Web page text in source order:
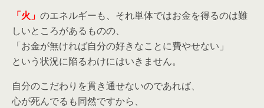
「火」 のエネルギーも、それ単体ではお金を得るのは難
しいところがあるものの、
「お金が無ければ自分の好きなことに費やせない」
という状況に陥るわけにはいきません。
自分のこだわりを貫き通せないのであれば、
心が死んでるも同然ですから、